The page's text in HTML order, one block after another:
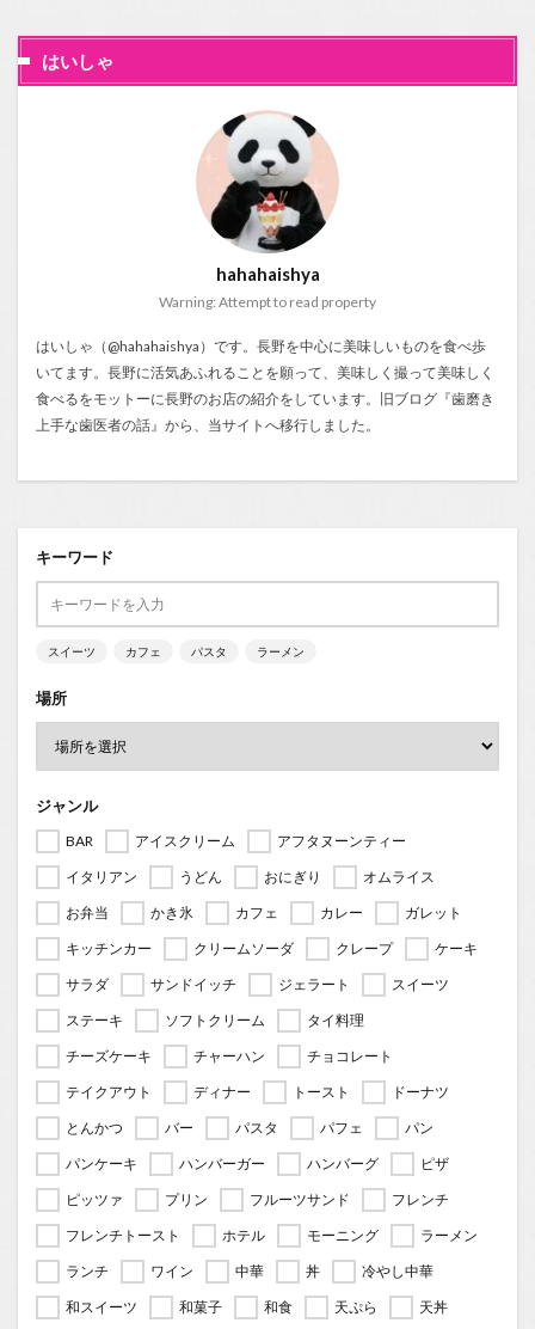
はいしゃ
hahahaishya
Warning: Attempt to read property
はいしゃ（@hahahaishya）です。長野を中心に美味しいものを食べ歩
いてます。長野に活気あふれることを願って、美味しく撮って美味しく
食べるをモットーに長野のお店の紹介をしています。旧ブログ『歯磨き
上手な歯医者の話』から、当サイトへ移行しました。
キーワード
スイーツ カフェ パスタ ラーメン
場所
ジャンル
BAR アイスクリーム
アフタヌーンティー
イタリアン
うどん おにぎり
オムライス
お弁当
かき氷 カフェ カレー
ガレット
キッチンカー
クリームソーダ クレープ
ケーキ
サラダ
サンドイッチ ジェラート
スイーツ
ステーキ
ソフトクリーム
タイ料理
チーズケーキ
チャーハン
チョコレート
テイクアウト
ディナー トースト
ドーナツ
とんかつ
バー パスタ パフェ
パン
パンケーキ
ハンバーガー ハンバーグ
ピザ
ピッツァ
プリン フルーツサンド
フレンチ
フレンチトースト
ホテル モーニング
ラーメン
ランチ
ワイン 中華 丼
冷やし中華
和スイーツ
和菓子 和食 天ぷら 天丼